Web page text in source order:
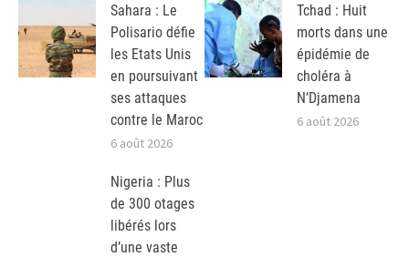
Sahara : Le
Polisario défie
les Etats Unis
en poursuivant
ses attaques
contre le Maroc
6 août 2026
Tchad : Huit
morts dans une
épidémie de
choléra à
N’Djamena
6 août 2026
Nigeria : Plus
de 300 otages
libérés lors
d’une vaste